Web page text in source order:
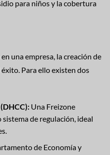
para niños y la cobertura
una empresa, la creación de
Para ello existen dos
Una Freizone
de regulación, ideal
de Economía y